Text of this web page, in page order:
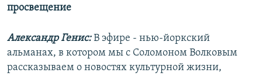
просвещение
Александр Генис:В эфире - нью-йоркский
альманах, в котором мы с Соломоном Волковым
рассказываем о новостях культурной жизни,